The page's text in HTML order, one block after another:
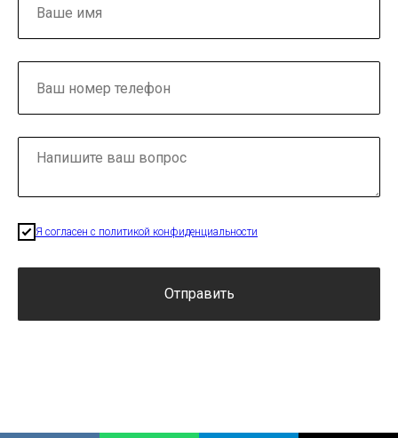
Я согласен с политикой конфиденциальности
Отправить